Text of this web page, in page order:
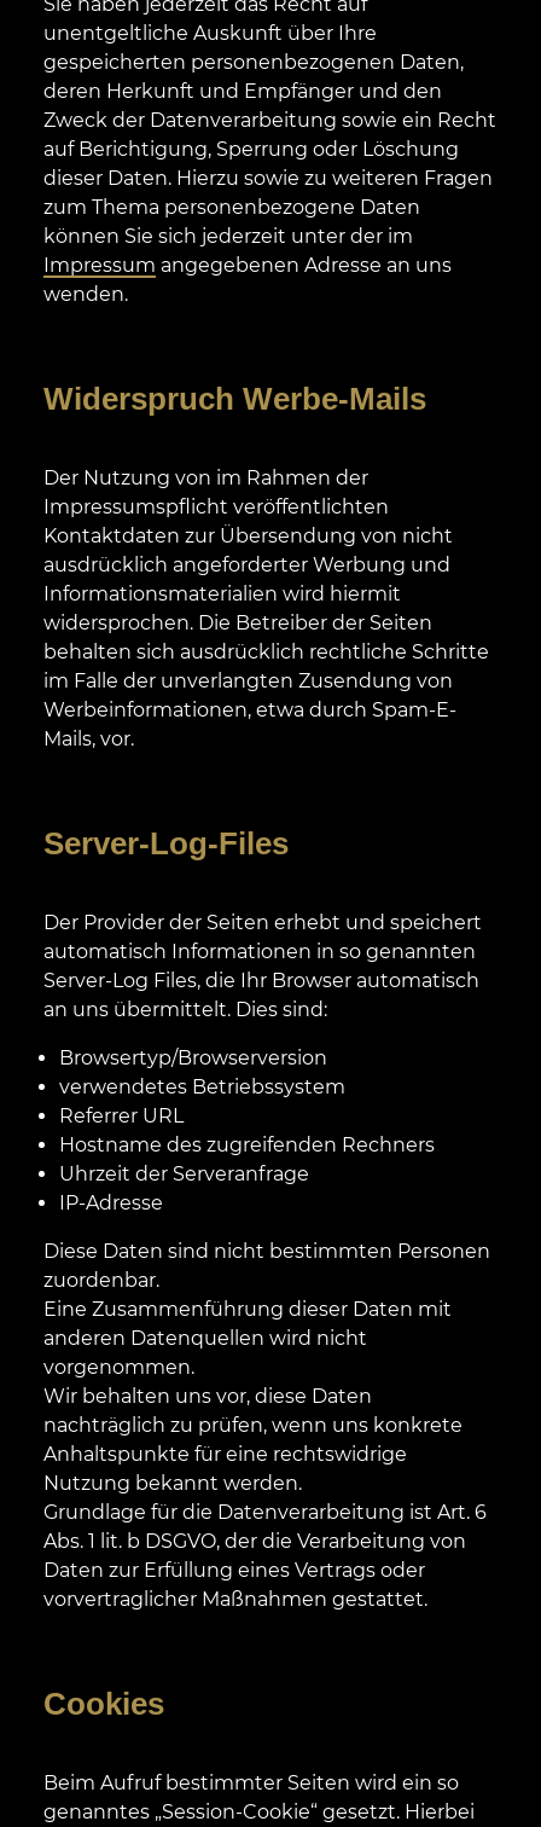
unentgeltliche Auskunft über Ihre
gespeicherten personenbezogenen Daten,
deren Herkunft und Empfänger und den
Zweck der Datenverarbeitung sowie ein Recht
auf Berichtigung, Sperrung oder Löschung
dieser Daten. Hierzu sowie zu weiteren Fragen
zum Thema personenbezogene Daten
können Sie sich jederzeit unter der im
Impressum angegebenen Adresse an uns
wenden.
Widerspruch Werbe-Mails
Der Nutzung von im Rahmen der
Impressumspflicht veröffentlichten
Kontaktdaten zur Übersendung von nicht
ausdrücklich angeforderter Werbung und
Informationsmaterialien wird hiermit
widersprochen. Die Betreiber der Seiten
behalten sich ausdrücklich rechtliche Schritte
im Falle der unverlangten Zusendung von
Werbeinformationen, etwa durch Spam-E-
Mails, vor.
Server-Log-Files
Der Provider der Seiten erhebt und speichert
automatisch Informationen in so genannten
Server-Log Files, die Ihr Browser automatisch
an uns übermittelt. Dies sind:
Browsertyp/Browserversion
verwendetes Betriebssystem
Referrer URL
Hostname des zugreifenden Rechners
Uhrzeit der Serveranfrage
IP-Adresse
Diese Daten sind nicht bestimmten Personen
zuordenbar.
Eine Zusammenführung dieser Daten mit
anderen Datenquellen wird nicht
vorgenommen.
Wir behalten uns vor, diese Daten
nachträglich zu prüfen, wenn uns konkrete
Anhaltspunkte für eine rechtswidrige
Nutzung bekannt werden.
Grundlage für die Datenverarbeitung ist Art. 6
Abs. 1 lit. b DSGVO, der die Verarbeitung von
Daten zur Erfüllung eines Vertrags oder
vorvertraglicher Maßnahmen gestattet.
Cookies
Beim Aufruf bestimmter Seiten wird ein so
genanntes „Session-Cookie“ gesetzt. Hierbei